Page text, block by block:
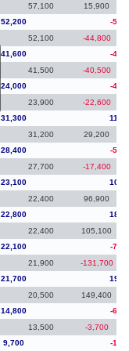
57,100 15,900
52,200
-
52,100 -44,800
41,600
-
41,500 -40,500
24,000
-
23,900 -22,600
31,300
31,200 29,200
28,400
-
27,700 -17,400
23,100
22,400 96,900
22,800
22,400 105,100
22,100
-
21,900 -131,700
21,700
20,500 149,400
14,800
-
13,500 -3,700
9,700 -